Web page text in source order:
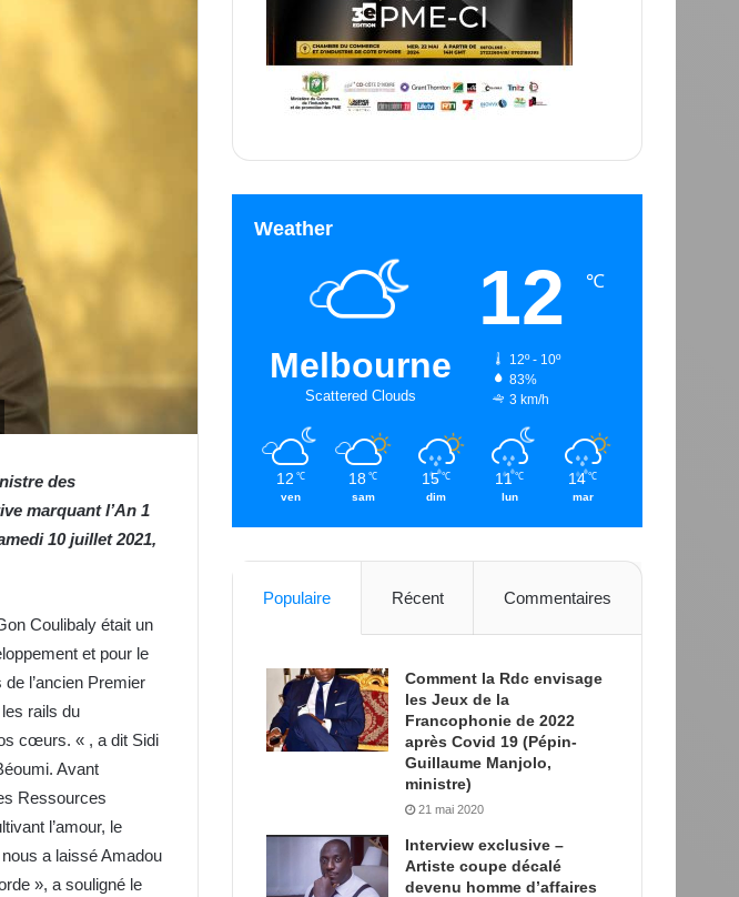
des
marquant l’An 1
10 juillet 2021,
Coulibaly était un
et pour le
l’ancien Premier
rails du
cœurs. « , a dit Sidi
Avant
Ressources
l’amour, le
a laissé Amadou
», a souligné le
Weather
Melbourne
Scattered Clouds
12 ℃
12º - 10º
83%
3 km/h
12 ℃
ven
18 ℃
sam
15 ℃
dim
11 ℃
lun
14 ℃
mar
Populaire Récent Commentaires
Comment la Rdc envisage
les Jeux de la
Francophonie de 2022
après Covid 19 (Pépin-
Guillaume Manjolo,
ministre)
21 mai 2020
Interview exclusive –
Artiste coupe décalé
devenu homme d’affaires